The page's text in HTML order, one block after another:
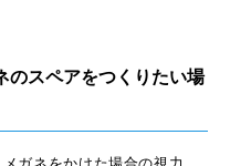
のスペアをつくりたい場